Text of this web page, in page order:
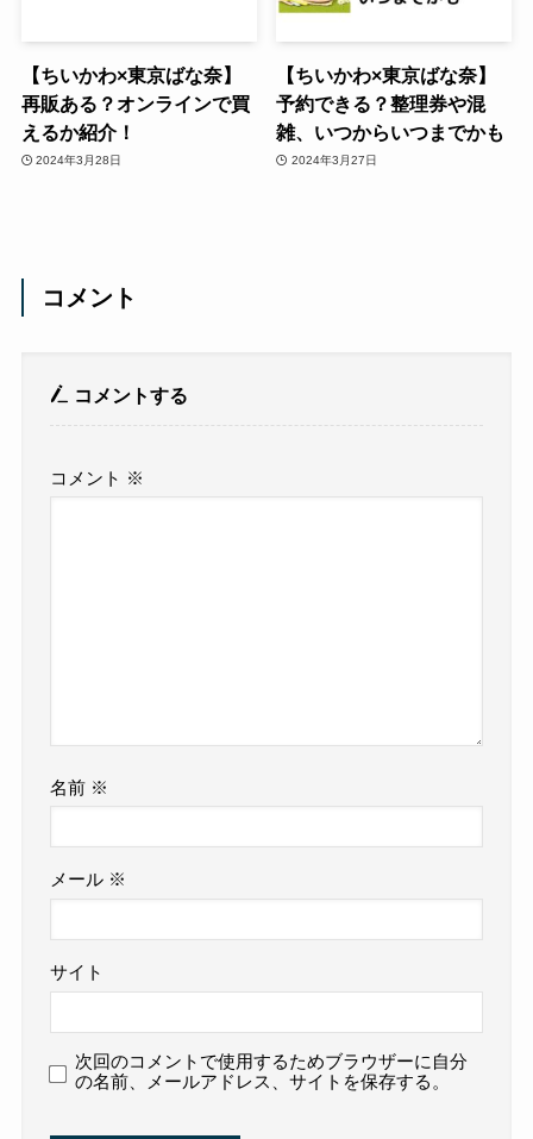
【ちいかわ×東京ばな奈】
再販ある？オンラインで買
えるか紹介！
2024年3月28日
【ちいかわ×東京ばな奈】
予約できる？整理券や混
雑、いつからいつまでかも
2024年3月27日
コメント
コメントする
コメント ※
名前 ※
メール ※
サイト
次回のコメントで使用するためブラウザーに自分
の名前、メールアドレス、サイトを保存する。